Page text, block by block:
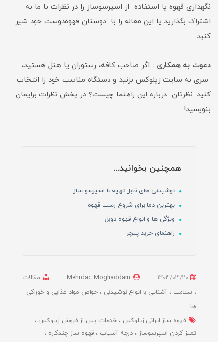
نگهداری قهوه یا استفاده از اسپرسوساز را در نظرات با ما به
اشتراک بگذارید یا این مقاله را با دوستان قهوه‌دوست خود شیر
کنید.
دعوت به همکاری : اگر صاحب کافه، رستوران یا هتل هستید،
سری به سایت زیلوکس بزنید و دستگاه مناسب خود را انتخاب
کنید. نظرتان درباره این راهنما چیست؟ در بخش نظرات برایمان
بنویسید!
همچنین بخوانید...
نوشیدنی های قابل تهیه با اسپرسو ساز
بهترین دما برای شروع رست قهوه
ویژگی ها و انواع قهوه دوبل
راهنمای خرید پیچر
Mehrdad Moghaddam
مقالات
سلامت
آشنایی با انواع نوشیدنی
خواص مواد غذایی و خوراکی
ها
قهوه ساز ایرانی زیلوکس
خدمات پس از فروش زیلوکس
تمیز کردن اسپرسوساز
درجه آسیاب
قهوه ساز چندکاره